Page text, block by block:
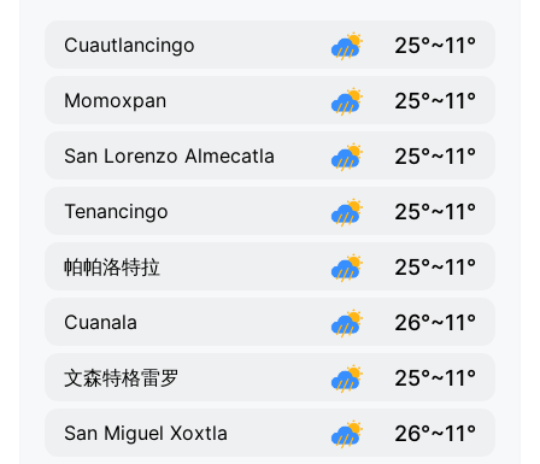
Cuautlancingo 25°~11°
Momoxpan 25°~11°
San Lorenzo Almecatla 25°~11°
Tenancingo 25°~11°
帕帕洛特拉 25°~11°
Cuanala 26°~11°
文森特格雷罗 25°~11°
San Miguel Xoxtla 26°~11°